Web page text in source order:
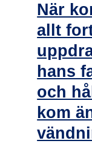
När
allt
hans
och
kom